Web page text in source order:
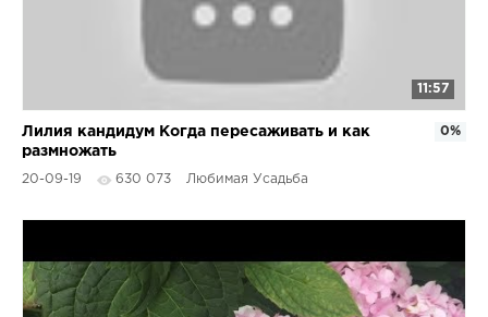
11:57
Лилия кандидум Когда пересаживать и как
размножать
20-09-19 630 073 Любимая Усадьба
0%